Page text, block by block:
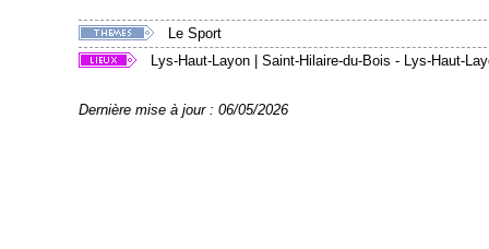
Le Sport
Lys-Haut-Layon
Saint-Hilaire-du-Bois - Lys-Haut-
Dernière mise à jour : 06/05/2026